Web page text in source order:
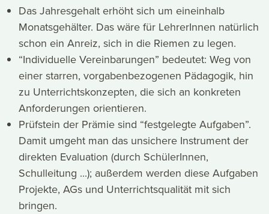
Das Jahresgehalt erhöht sich um eineinhalb
Monatsgehälter. Das wäre für LehrerInnen natürlich
schon ein Anreiz, sich in die Riemen zu legen.
“Individuelle Vereinbarungen” bedeutet: Weg von
einer starren, vorgabenbezogenen Pädagogik, hin
zu Unterrichtskonzepten, die sich an konkreten
Anforderungen orientieren.
Prüfstein der Prämie sind “festgelegte Aufgaben”.
Damit umgeht man das unsichere Instrument der
direkten Evaluation (durch SchülerInnen,
Schulleitung ...); außerdem werden diese Aufgaben
Projekte, AGs und Unterrichtsqualität mit sich
bringen.